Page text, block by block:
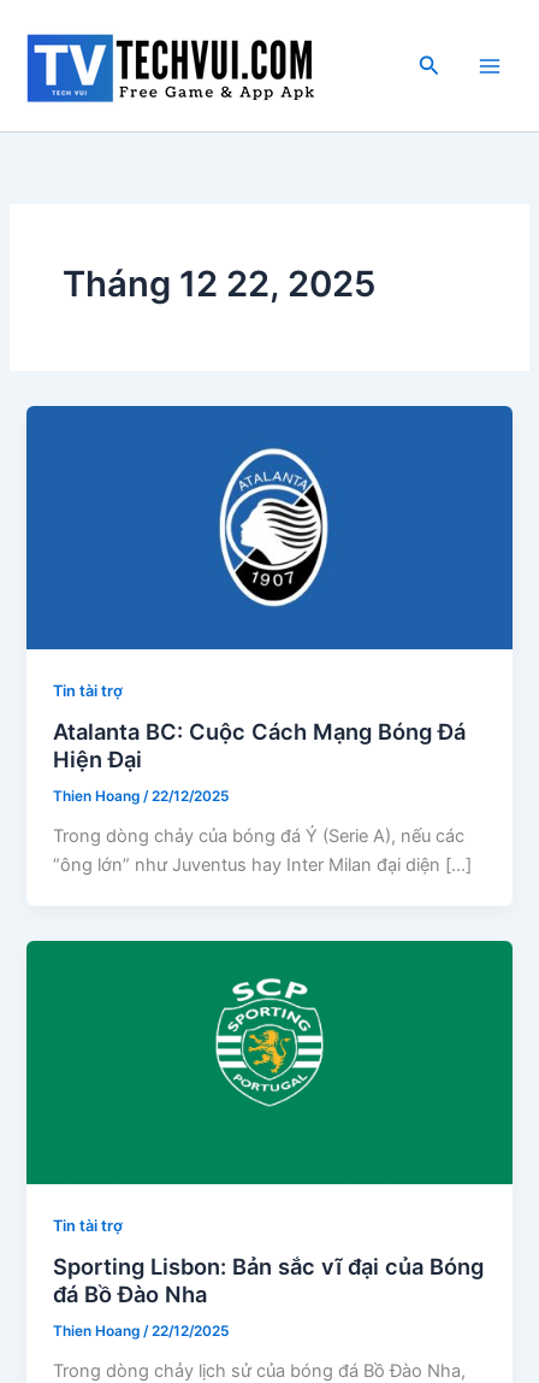
dung
Tìm
Tháng 12 22, 2025
Tin tài trợ
Atalanta BC: Cuộc Cách Mạng Bóng Đá
Hiện Đại
Thien Hoang/22/12/2025
Trong dòng chảy của bóng đá Ý (Serie A), nếu các
“ông lớn” như Juventus hay Inter Milan đại diện […]
Tin tài trợ
Sporting Lisbon: Bản sắc vĩ đại của Bóng
đá Bồ Đào Nha
Thien Hoang/22/12/2025
Trong dòng chảy lịch sử của bóng đá Bồ Đào Nha,